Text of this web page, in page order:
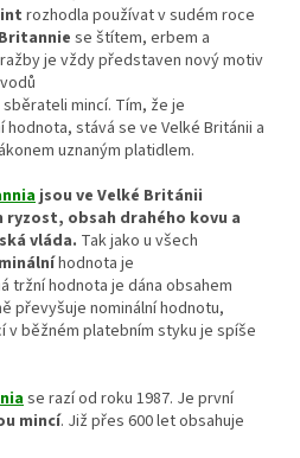
rozhodla používat v sudém roce
Britannie se štítem, erbem a
je vždy představen nový motiv
mincí. Tím, že je
hodnota, stává se ve Velké Británii a
uznaným platidlem.
jsou ve Velké Británii
obsah drahého kovu a
vláda. Tak jako u všech
hodnota je
tržní hodnota je dána obsahem
převyšuje nominální hodnotu,
v běžném platebním styku je spíše
se razí od roku 1987. Je první
mincí. Již přes 600 let obsahuje